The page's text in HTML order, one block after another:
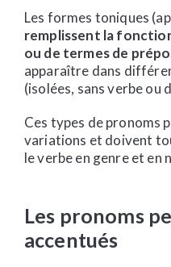
Les formes toniques
remplissent la
ou de termes de
apparaître dans
(isolées, sans verbe
Ces types de pronoms
variations et doivent
le verbe en genre et en
Les pronoms
accentués